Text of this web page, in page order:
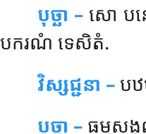
បុច្ឆា – សោ ប
បករណំ ទេសិតំ.
វិស្សជ្ជនា – ប
បុច្ឆា – ធម្មសង្